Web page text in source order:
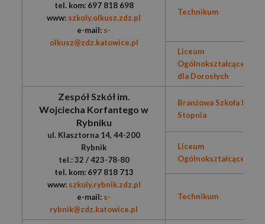
tel. kom: 697 818 698
www: szkoly.olkusz.zdz.pl
e-mail: s-
olkusz@zdz.katowice.pl
Technikum
Liceum
Ogólnokształcące
dla Dorosłych
Zespół Szkół im.
Wojciecha Korfantego w
Rybniku
ul. Klasztorna 14, 44-200
Rybnik
tel.: 32 / 423-78-80
tel. kom: 697 818 713
www: szkoly.rybnik.zdz.pl
e-mail: s-
rybnik@zdz.katowice.pl
Branżowa Szkoła I
Stopnia
Liceum
Ogólnokształcące
Technikum